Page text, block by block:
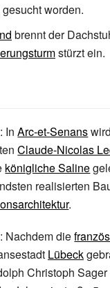
gesucht worden.
brennt der
stürzt ein.
InArc-et-Senans
Claude-Nicolas
königliche Saline
realisierten
.
Nachdem die
Lübeck
Christoph